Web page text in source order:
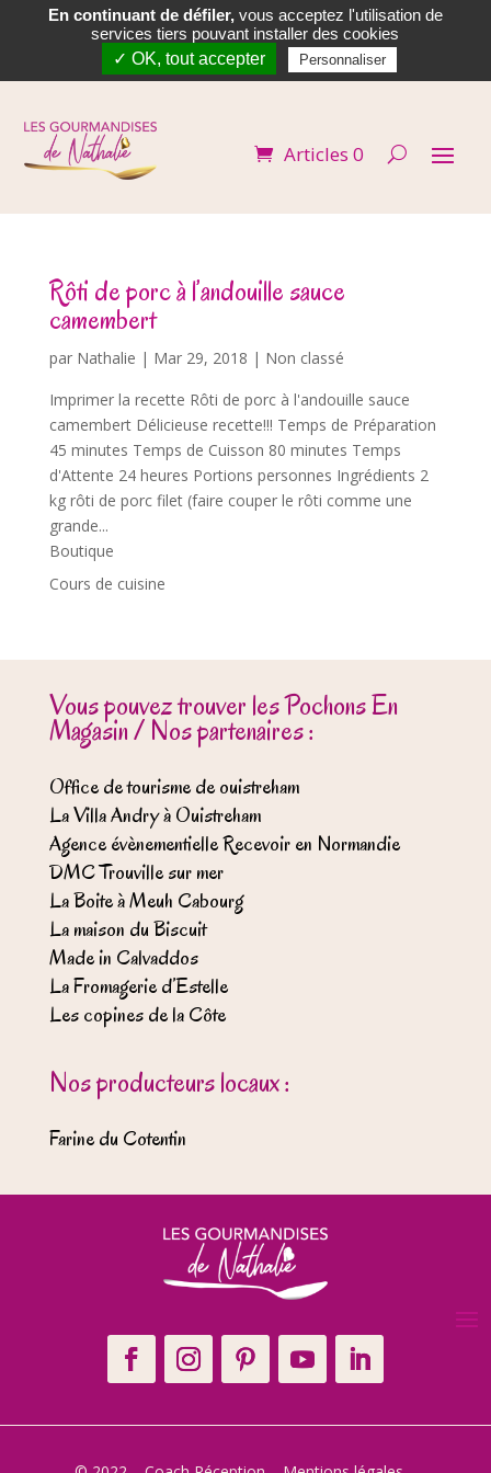
 
Articles 0
Rôti de porc à l’andouille sauce
camembert
par Nathalie | Mar 29, 2018 | Non classé
Imprimer la recette Rôti de porc à l'andouille sauce
camembert Délicieuse recette!!! Temps de Préparation
45 minutes Temps de Cuisson 80 minutes Temps
d'Attente 24 heures Portions personnes Ingrédients 2
kg rôti de porc filet (faire couper le rôti comme une
grande...
Boutique
Cours de cuisine
Vous pouvez trouver les Pochons En
Magasin / Nos partenaires :
Office de tourisme de ouistreham
La Villa Andry à Ouistreham
Agence évènementielle Recevoir en Normandie
DMC Trouville sur mer
La Boite à Meuh Cabourg
La maison du Biscuit
Made in Calvaddos
La Fromagerie d’Estelle
Les copines de la Côte
Nos producteurs locaux :
Farine du Cotentin
En continuant de défiler,vous acceptez l'utilisation de
services tiers pouvant installer des cookies
✓ OK, tout accepter
Personnaliser